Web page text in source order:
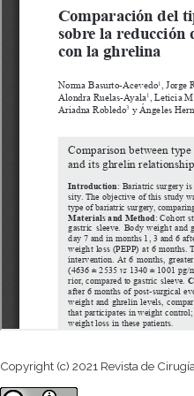
Copyright (c) 2021 Revista de